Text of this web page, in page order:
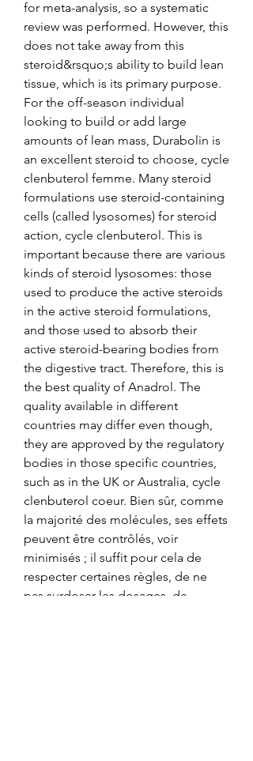
for meta-analysis, so a systematic
review was performed. However, this
does not take away from this
steroid&rsquo;s ability to build lean
tissue, which is its primary purpose.
For the off-season individual
looking to build or add large
amounts of lean mass, Durabolin is
an excellent steroid to choose, cycle
clenbuterol femme. Many steroid
formulations use steroid-containing
cells (called lysosomes) for steroid
action, cycle clenbuterol. This is
important because there are various
kinds of steroid lysosomes: those
used to produce the active steroids
in the active steroid formulations,
and those used to absorb their
active steroid-bearing bodies from
the digestive tract. Therefore, this is
the best quality of Anadrol. The
quality available in different
countries may differ even though,
they are approved by the regulatory
bodies in those specific countries,
such as in the UK or Australia, cycle
clenbuterol coeur. Bien sûr, comme
la majorité des molécules, ses effets
peuvent être contrôlés, voir
minimisés ; il suffit pour cela de
respecter certaines règles, de ne
pas surdoser les dosages, de